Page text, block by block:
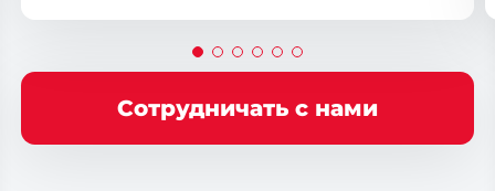
Сотрудничать с нами